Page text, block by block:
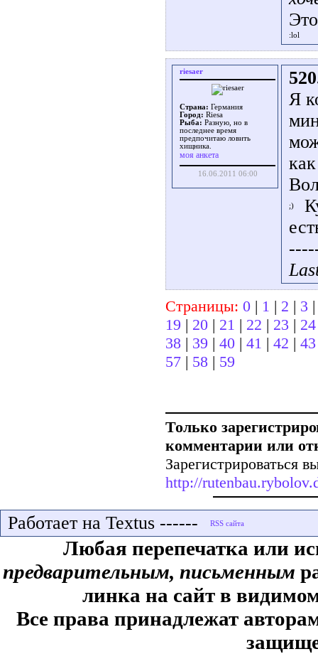
riesaer
Страна: Германия
Город: Riesa
Рыба: Разную, но в
последнее время
предпочитаю ловить
хищника.
моя анкета
16.06.2011 06:00
Я
Страницы: 0 | 1 | 2 | 3
19 | 20 | 21 | 22 | 23 | 24
38 | 39 | 40 | 41 | 42 | 43
57 | 58 | 59
Только
комментарии или
Зарегистрироваться
http://
Работает на Textus ------
Любая перепечатка или
предварительным, письменным
линка на сайт в
Все права принадлежат